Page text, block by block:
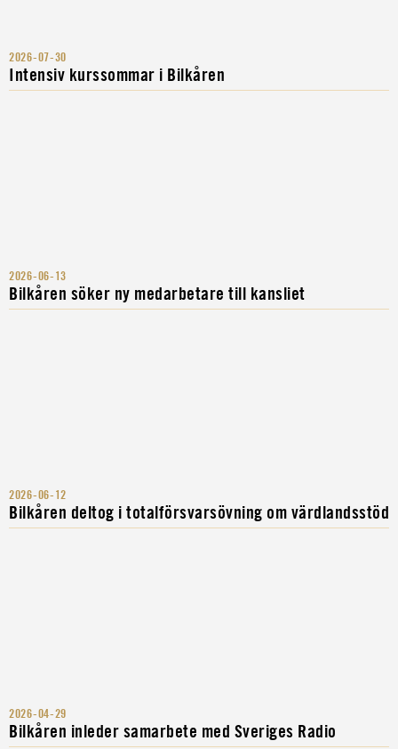
2026-07-30
Intensiv kurssommar i Bilkåren
2026-06-13
Bilkåren söker ny medarbetare till kansliet
2026-06-12
Bilkåren deltog i totalförsvarsövning om värdlandsstöd
2026-04-29
Bilkåren inleder samarbete med Sveriges Radio